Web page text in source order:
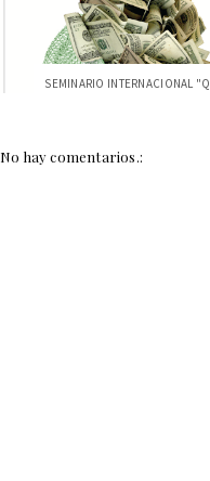
No hay comentarios.: